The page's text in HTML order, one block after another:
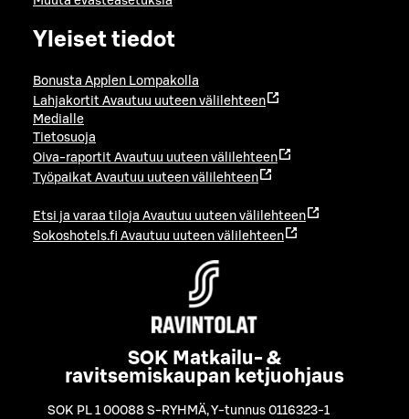
Yleiset tiedot
Bonusta Applen Lompakolla
Lahjakortit Avautuu uuteen välilehteen
Medialle
Tietosuoja
Oiva-raportit Avautuu uuteen välilehteen
Työpaikat Avautuu uuteen välilehteen
Etsi ja varaa tiloja Avautuu uuteen välilehteen
Sokoshotels.fi Avautuu uuteen välilehteen
SOK Matkailu- &
ravitsemiskaupan ketjuohjaus
SOK PL 1 00088 S-RYHMÄ,Y-tunnus 0116323-1